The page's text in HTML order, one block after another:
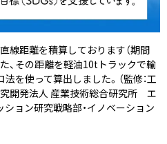
線距離を積算しております（期間
、その距離を軽油10tトラックで輸
を使って算出しました。（監修：工
開発法人 産業技術総合研究所 エ
ョン研究戦略部・イノベーション